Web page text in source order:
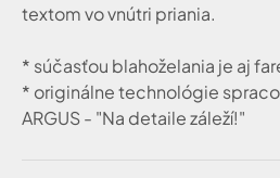
textom vo vnútri priania.
* súčasťou blahoželania je aj
* originálne technológie
ARGUS - "Na detaile záleží!"